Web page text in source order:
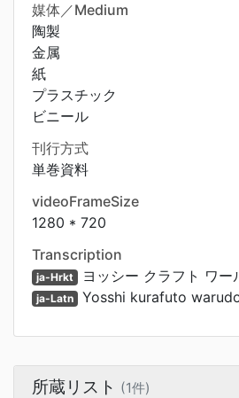
媒体／Medium
陶製
金属
紙
プラスチック
ビニール
刊行方式
単巻資料
videoFrameSize
1280 * 720
Transcription
ja-Hrkt ヨッシー クラフト ワー
ja-Latn Yosshi kurafuto
所蔵リスト (1件)